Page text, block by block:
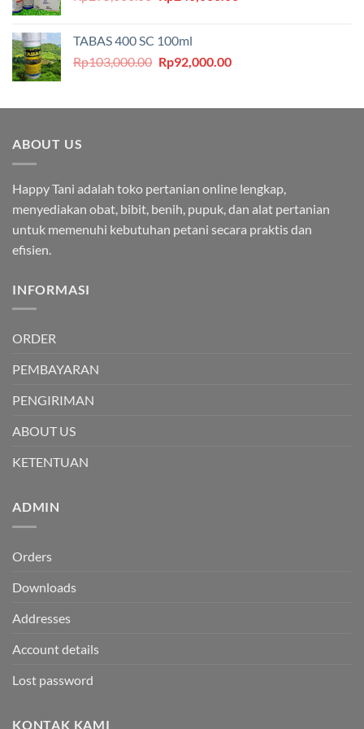
Rp295,000.00.
TABAS 400 SC 100ml
Rp103,000.00 Harga
Rp103,000.00.
Rp92,000.00Harga
adalah:
ABOUT US
Happy Tani adalah toko pertanian online lengkap,
menyediakan obat, bibit, benih, pupuk, dan alat pertanian
untuk memenuhi kebutuhan petani secara praktis dan
efisien.
INFORMASI
ORDER
PEMBAYARAN
PENGIRIMAN
ABOUT US
KETENTUAN
ADMIN
Orders
Downloads
Addresses
Account details
Lost password
KONTAK KAMI